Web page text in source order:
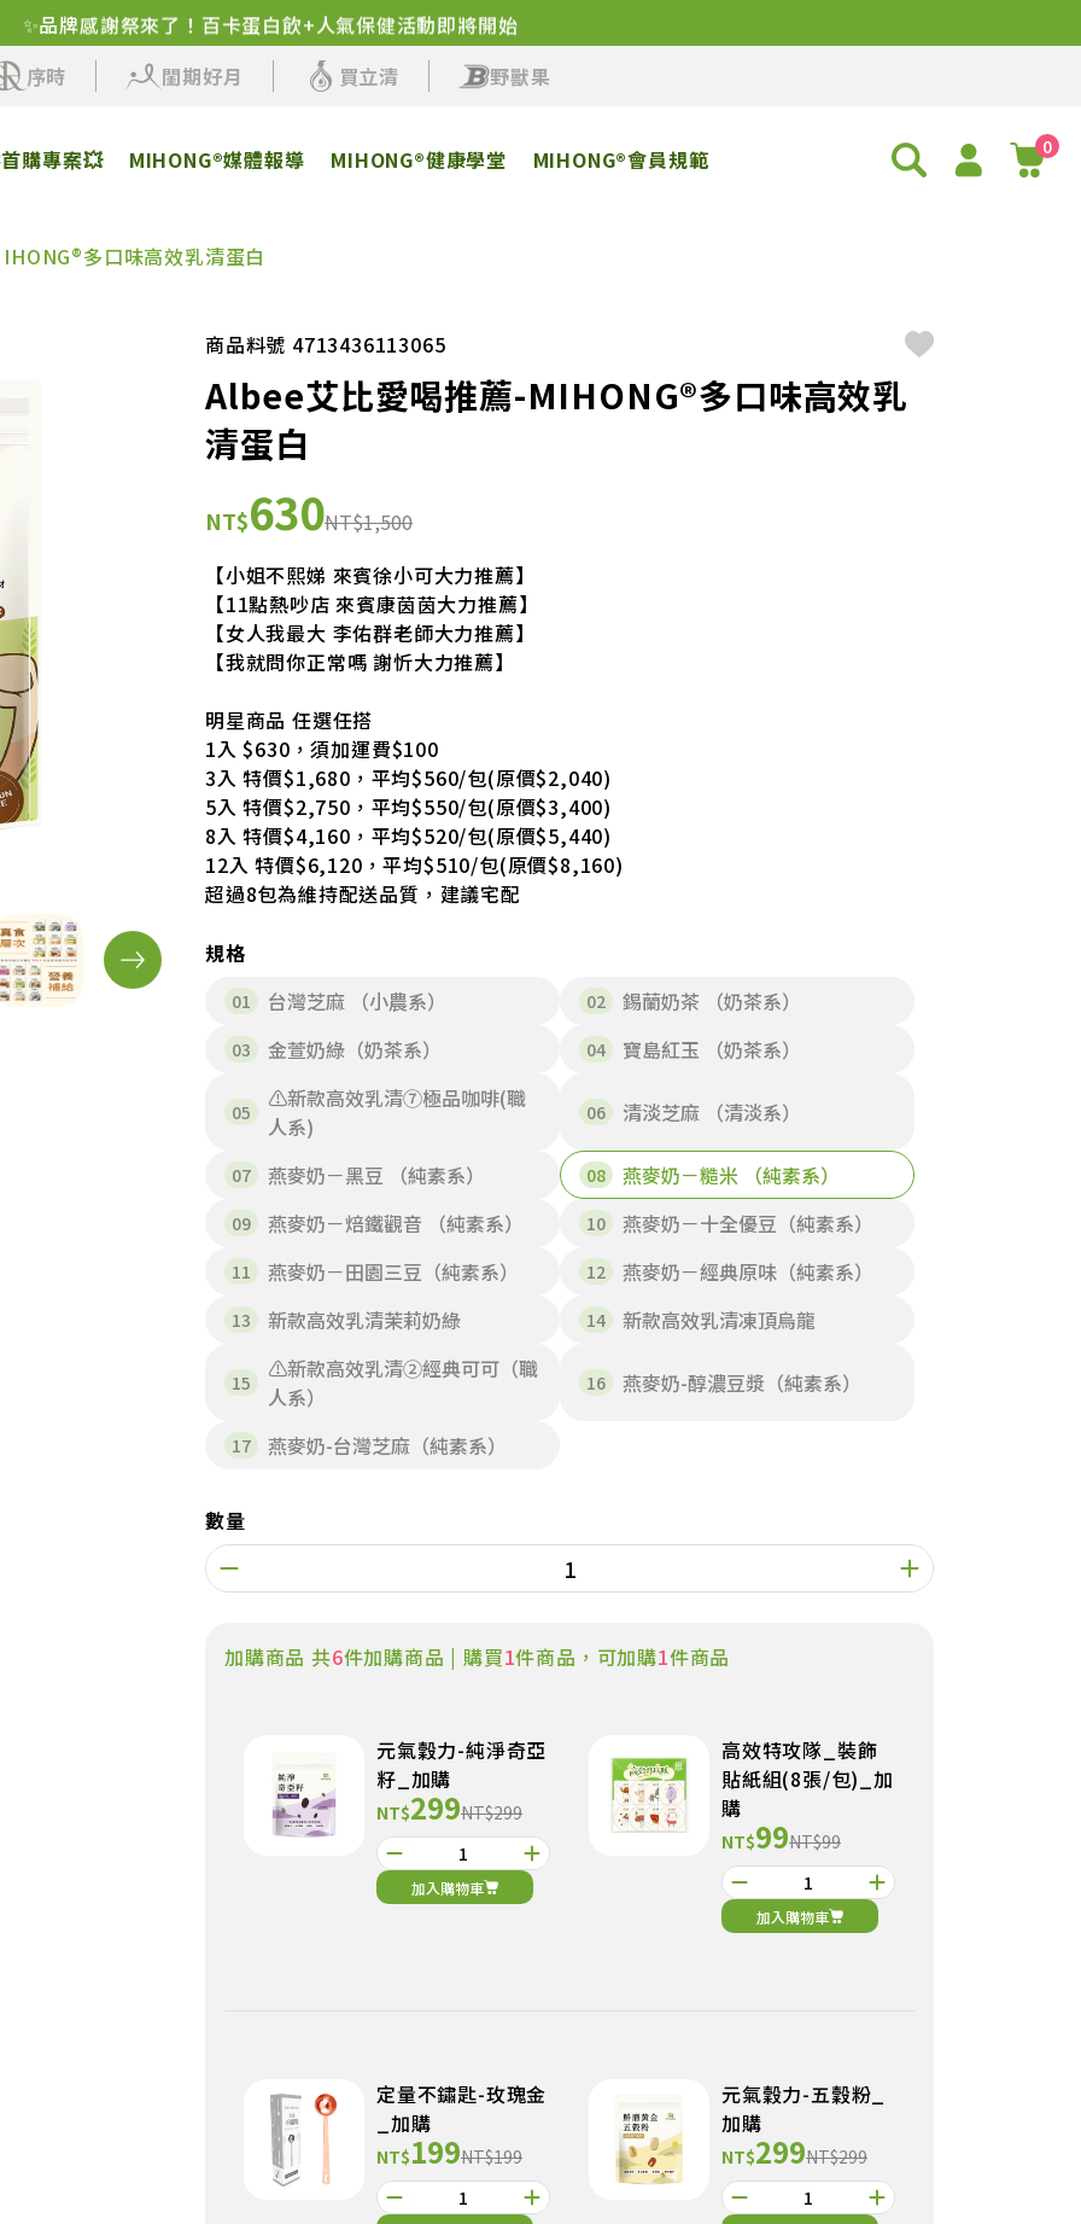
✨品牌感謝祭來了！百卡蛋白飲+人氣保健活動即將開始
序時
閨期好月 買立清 野獸果
購專案💥 MIHONG®媒體報導 MIHONG®健康學堂 MIHONG®會員規範 0
多口味高效乳清蛋白
商品料號 4713436113065
Albee艾比愛喝推薦-MIHONG®多口味高效乳
清蛋白
NT$630NT$1,500
【小姐不熙娣 來賓徐小可大力推薦】
【11點熱吵店 來賓康茵茵大力推薦】
【女人我最大 李佑群老師大力推薦】
【我就問你正常嗎 謝忻大力推薦】
明星商品 任選任搭
1入 $630，須加運費$100
3入 特價$1,680，平均$560/包(原價$2,040)
5入 特價$2,750，平均$550/包(原價$3,400)
8入 特價$4,160，平均$520/包(原價$5,440)
12入 特價$6,120，平均$510/包(原價$8,160)
超過8包為維持配送品質，建議宅配
規格
台灣芝麻 （小農系）
錫蘭奶茶 （奶茶系）
金萱奶綠（奶茶系）
寶島紅玉 （奶茶系）
⚠️新款高效乳清⑦極品咖啡(職
人系)
清淡芝麻 （清淡系）
燕麥奶－黑豆 （純素系）
燕麥奶－糙米 （純素系）
燕麥奶－焙鐵觀音 （純素系）
燕麥奶－十全優豆（純素系）
燕麥奶－田園三豆（純素系）
燕麥奶－經典原味（純素系）
新款高效乳清茉莉奶綠
新款高效乳清凍頂烏龍
⚠️新款高效乳清②經典可可（職
人系）
燕麥奶-醇濃豆漿（純素系）
燕麥奶-台灣芝麻（純素系）
數量
加購商品 共6件加購商品 | 購買1件商品，可加購1件商品
元氣穀力-純淨奇亞
籽_加購
NT$299NT$299
加入購物車
高效特攻隊_裝飾
貼紙組(8張/包)_加
購
NT$99NT$99
加入購物車
定量不鏽匙-玫瑰金
_加購
NT$199NT$199
元氣穀力-五穀粉_
加購
NT$299NT$299